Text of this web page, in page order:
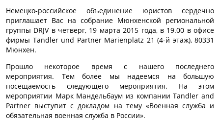
Немецко-российское объединение юристов сердечно
приглашает Вас на собрание Мюнхенской региональной
группы DRJV в четверг, 19 марта 2015 года, в 19.00 в офисе
фирмы Tandler und Partner Marienplatz 21 (4-й этаж), 80331
Мюнхен.
Прошло некоторое время с нашего последнего
мероприятия. Тем более мы надеемся на большую
посещаемость следующего мероприятия. На этом
мероприятии Марк Мандельбаум из компании Tandler and
Partner выступит с докладом на тему «Военная служба и
обязательная военная служба в России».